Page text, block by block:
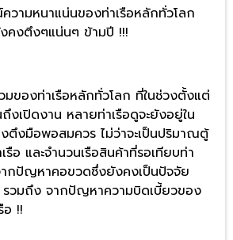
ามหนาแน่นของท่าเรือหลักทั่วโลก
คงตึงๆแน่นๆ ข้ามปี !!!
ของท่าเรือหลักทั่วโลก ที่ในช่วงตั้งแต่
เปิดงาน หลายท่าเรือดูจะยังอยู่ใน
ตึงมือพอสมควร ไม่ว่าจะเป็นปริมาณตู้
อ และจำนวนเรือสินค้าที่รอเทียบท่า
กปัญหาคอขวดซึ่งยังคงเป็นปัจจัย
รวมถึง จากปัญหาความบิดเบี้ยวของ
อ !!